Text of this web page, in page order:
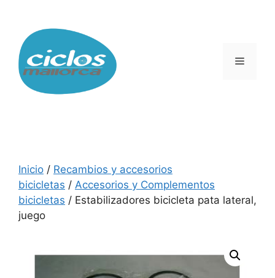
contenido
Menú
Inicio / Recambios y accesorios
bicicletas / Accesorios y Complementos
bicicletas / Estabilizadores bicicleta pata lateral,
juego